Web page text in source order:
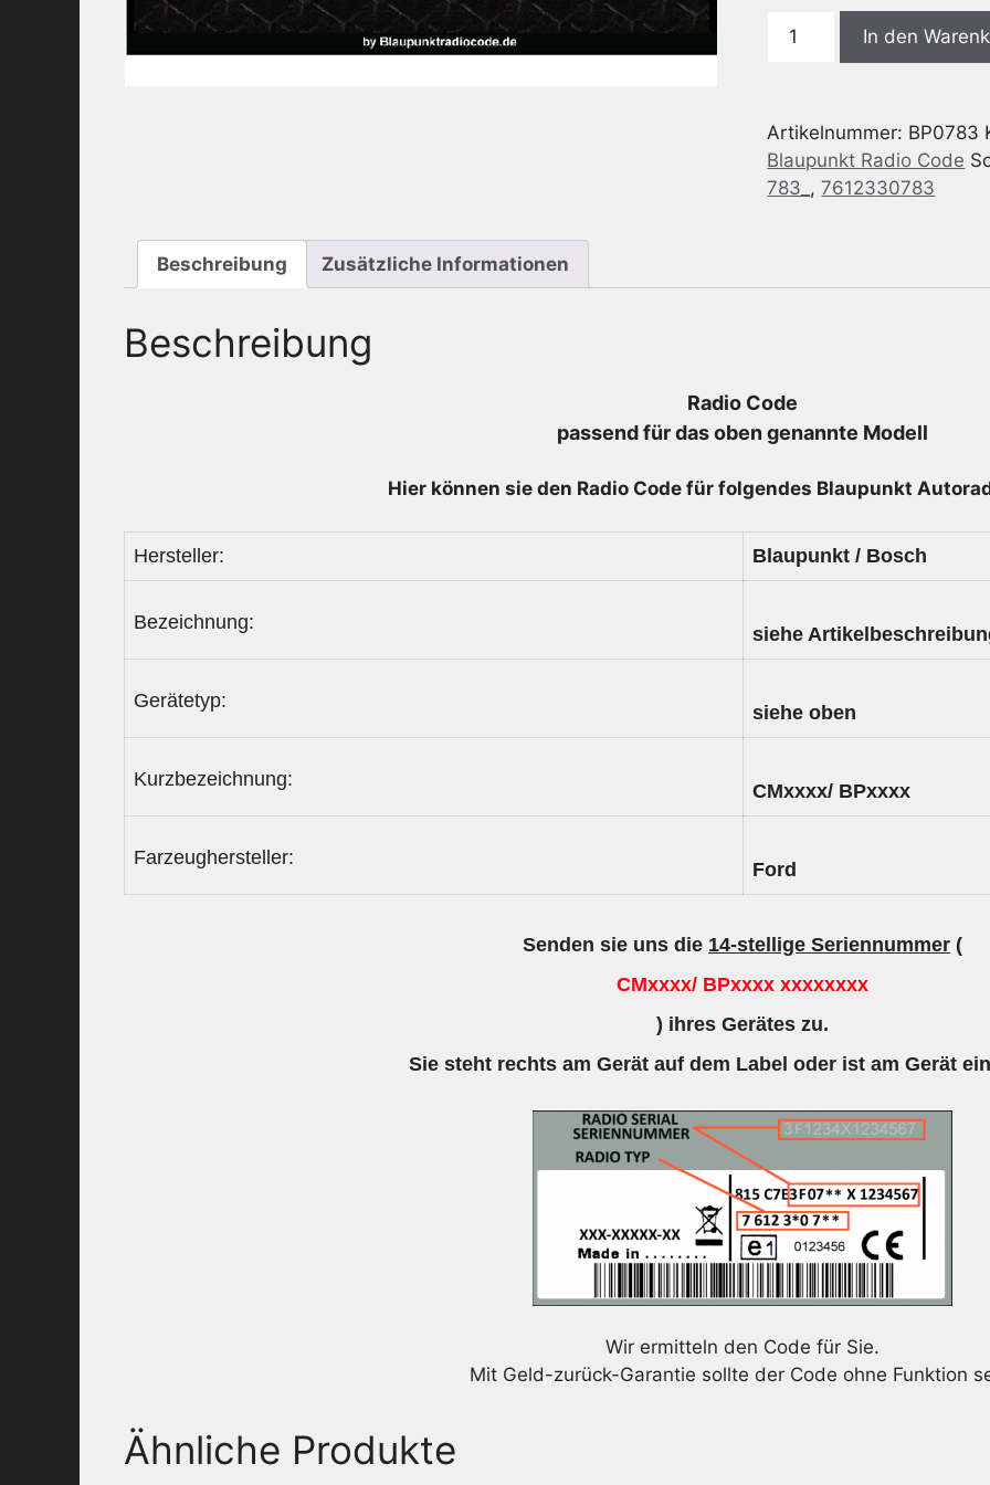
Blaupunkt
HSRNS
-
7
In den
Artikelnummer: BP0783
Blaupunkt Radio Code
783_ ,7612330783
Beschreibung Zusätzliche Informationen
Beschreibung
Radio Code
passend für das oben genannte Modell
Hier können sie den Radio Code für folgendes Blaupunkt
Hersteller: Blaupunkt / Bosch
Bezeichnung:
siehe
Gerätetyp:
siehe oben
Kurzbezeichnung:
CMxxxx/ BPxxxx
Farzeughersteller:
Ford
Senden sie uns die 14-stellige Seriennummer (
CMxxxx/ BPxxxx xxxxxxxx
) ihres Gerätes zu.
Sie steht rechts am Gerät auf dem Label oder ist am Gerät
Wir ermitteln den Code für Sie.
Mit Geld-zurück-Garantie sollte der Code ohne Funktion
Ähnliche Produkte